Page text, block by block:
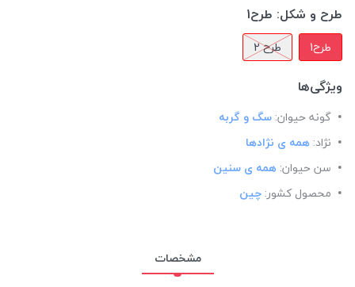
طرح و شکل: طرح1
طرح1 طرح 2
ویژگی‌ها
گونه حیوان: سگ و گربه
نژاد: همه ی نژادها
سن حیوان: همه ی سنین
محصول کشور: چین
مشخصات